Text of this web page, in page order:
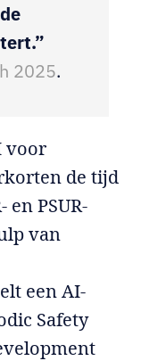
2025.
voor
de tijd
PSUR-
van
een AI-
Safety